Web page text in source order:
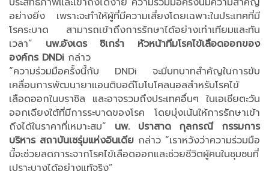
อย่างยิ่ง เพราะจะทำให้ผู้ที่มีความเสี่ยงโดยเฉพาะในประเทศที่มี
โรคระบาด สามารถเข้าถึงการรักษาได้อย่างเท่าเทียมและทัน
เวลา” นพ.อังเดร ซิเกร่า หัวหน้าทีมโรคไข้เลือดออกของ
องค์กร DNDi กล่าว
“ความร่วมมือครั้งนี้กับ DNDi จะมีบทบาทสำคัญในการขับ
เคลื่อนการพัฒนายาแอนติบอดีโมโนโคลนอลสำหรับโรคไข้
เลือดออกในบราซิล และอาจรวมถึงประเทศอื่นๆ ในเอเชียตะวัน
ออกเฉียงใต้ที่มีการระบาดของโรค โดยมุ่งเน้นให้การรักษาเข้า
ถึงได้ในราคาที่เหมาะสม” นพ. ปราสาด กุลกรณี กรรมการ
บริหาร สถาบันเซรุ่มแห่งอินเดีย กล่าว “เราหวังว่าความร่วมมือ
นี้จะช่วยลดภาระจากโรคไข้เลือดออกและช่วยชีวิตผู้คนในชุมชนที่